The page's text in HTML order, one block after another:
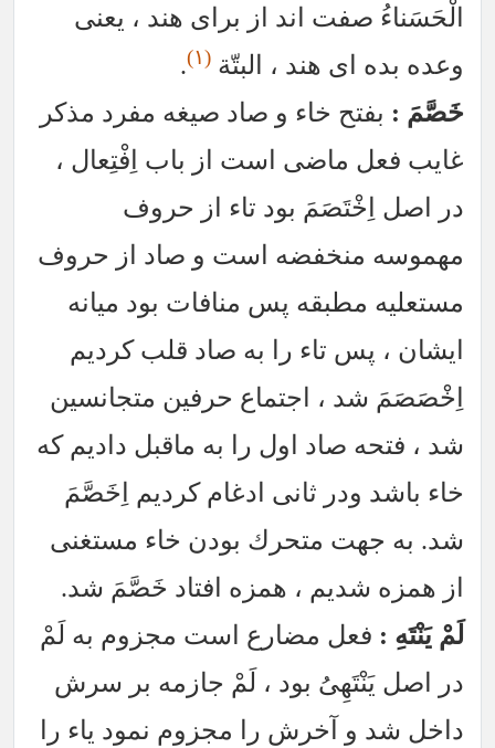
الْحَسَناءُ صفت اند از براى هند ، يعنى
وعده بده اى هند ، البتّة (١)
.
خَصَّمَ : بفتح خاء و صاد صيغه مفرد مذكر
غايب فعل ماضى است از باب اِفْتِعال ،
در اصل اِخْتَصَمَ بود تاء از حروف
مهموسه منخفضه است و صاد از حروف
مستعليه مطبقه پس منافات بود ميانه
ايشان ، پس تاء را به صاد قلب كرديم
اِخْصَصَمَ شد ، اجتماع حرفين متجانسين
شد ، فتحه صاد اول را به ماقبل داديم كه
خاء باشد ودر ثانى ادغام كرديم اِخَصَّمَ
شد. به جهت متحرك بودن خاء مستغنى
از همزه شديم ، همزه افتاد خَصَّمَ شد.
لَمْ يَنْتَهِ : فعل مضارع است مجزوم به لَمْ
در اصل يَنْتَهِىُ بود ، لَمْ جازمه بر سرش
داخل شد و آخرش را مجزوم نمود ياء را